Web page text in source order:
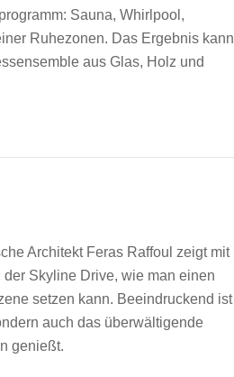
Sauna, Whirlpool,
Ruhezonen. Das Ergebnis kann
aus Glas, Holz und
Architekt Feras Raffoul zeigt mit
der Skyline Drive, wie man einen
setzen kann. Beeindruckend ist
auch das überwältigende
genießt.